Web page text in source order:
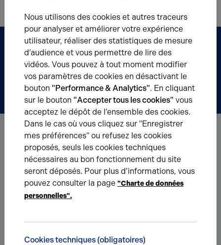
Photos : Fotolia, Brice Robert Arthur Loyd
Partenaire
BERRY'S
Acteur incontournable de la gestion
de vos biens
Faîtes-nous part de votre projet !
8 Boulevard Gambetta, Soissons 02200
Nous utilisons des cookies et autres traceurs
pour analyser et améliorer votre expérience
utilisateur, réaliser des statistiques de mesure
d’audience et vous permettre de lire des
vidéos. Vous pouvez à tout moment modifier
vos paramètres de cookies en désactivant le
bouton "Performance & Analytics". En cliquant
sur le bouton "Accepter tous les cookies" vous
acceptez le dépôt de l’ensemble des cookies.
Dans le cas où vous cliquez sur "Enregistrer
mes préférences" ou refusez les cookies
proposés, seuls les cookies techniques
nécessaires au bon fonctionnement du site
seront déposés. Pour plus d’informations, vous
pouvez consulter la page "Charte de données
personnelles".
Cookies techniques (obligatoires)